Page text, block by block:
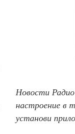
Новости
настроение в
установи